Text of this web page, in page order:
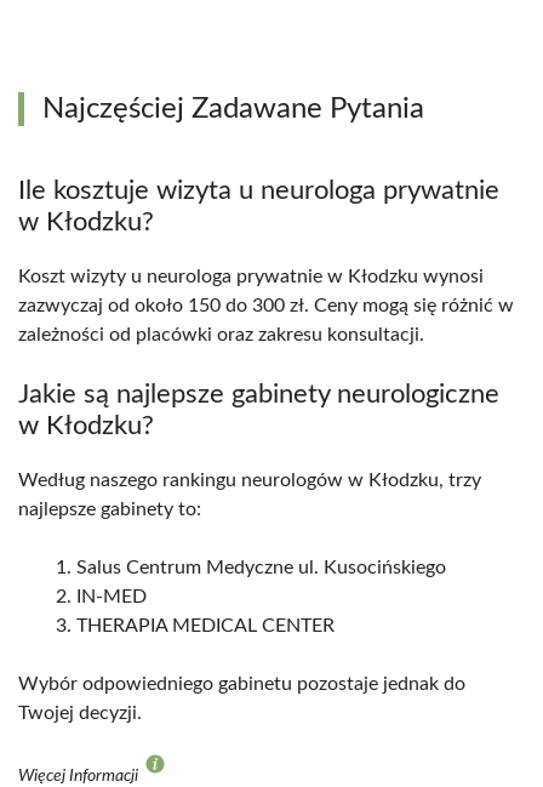
Najczęściej Zadawane Pytania
Ile kosztuje wizyta u neurologa prywatnie
w Kłodzku?
Koszt wizyty u neurologa prywatnie w Kłodzku wynosi
zazwyczaj od około 150 do 300 zł. Ceny mogą się różnić w
zależności od placówki oraz zakresu konsultacji.
Jakie są najlepsze gabinety neurologiczne
w Kłodzku?
Według naszego rankingu neurologów w Kłodzku, trzy
najlepsze gabinety to:
Salus Centrum Medyczne ul. Kusocińskiego
IN-MED
THERAPIA MEDICAL CENTER
Wybór odpowiedniego gabinetu pozostaje jednak do
Twojej decyzji.
Więcej Informacji